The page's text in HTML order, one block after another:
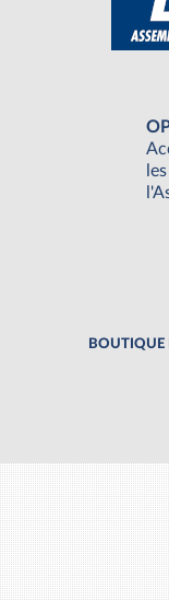
BOUTIQUE